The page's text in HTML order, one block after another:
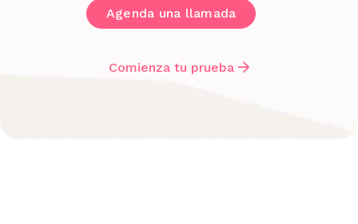
Agenda una llamada
Comienza tu prueba